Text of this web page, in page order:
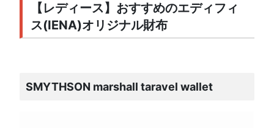
【レディース】おすすめのエディフィ
ス(IENA)オリジナル財布
SMYTHSON marshall taravel wallet